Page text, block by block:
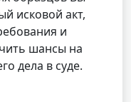
исковой акт,
и
шансы на
дела в суде.